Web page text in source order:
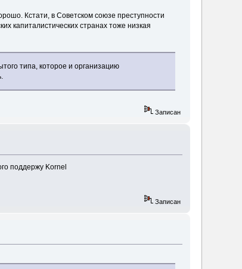
Кстати, в Советском союзе преступности
капиталистических странах тоже низкая
типа, которое и организацию
Записан
поддержу Kornel
Записан